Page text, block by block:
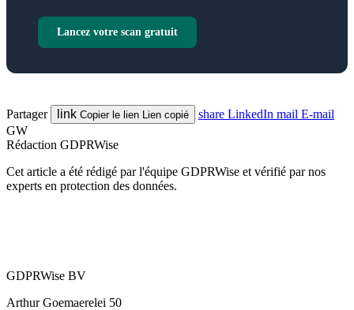
Lancez votre scan gratuit
Partager link Copier le lien Lien copié share LinkedIn mail E-mail
GW
Rédaction GDPRWise
Cet article a été rédigé par l'équipe GDPRWise et vérifié par nos
experts en protection des données.
GDPRWise BV
Arthur Goemaerelei 50